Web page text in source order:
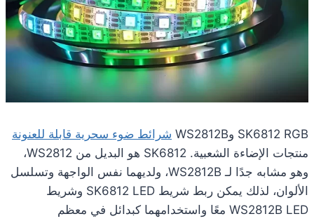
SK6812 RGB وWS2812B
شرائط ضوء سحرية قابلة للعنونة
منتجات الإضاءة الشعبية. SK6812 هو البديل من WS2812،
وهو مشابه جدًا لـ WS2812B، ولديهما نفس الواجهة وتسلسل
الألوان، لذلك يمكن ربط شريط SK6812 LED وشريط
WS2812B LED معًا واستخدامهما كبدائل في معظم